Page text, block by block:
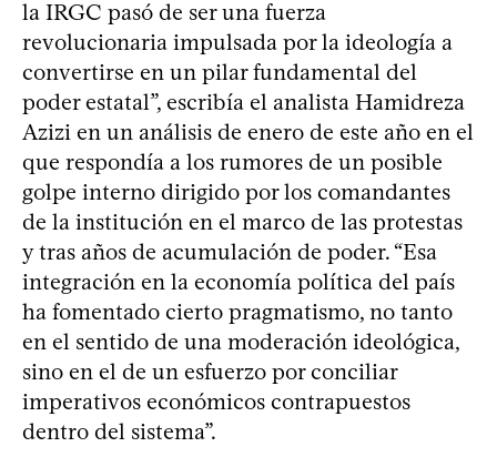
la IRGC pasó de ser una fuerza
revolucionaria impulsada por la ideología a
convertirse en un pilar fundamental del
poder estatal”, escribía el analista Hamidreza
Azizi en un análisis de enero de este año en el
que respondía a los rumores de un posible
golpe interno dirigido por los comandantes
de la institución en el marco de las protestas
y tras años de acumulación de poder. “Esa
integración en la economía política del país
ha fomentado cierto pragmatismo, no tanto
en el sentido de una moderación ideológica,
sino en el de un esfuerzo por conciliar
imperativos económicos contrapuestos
dentro del sistema”.